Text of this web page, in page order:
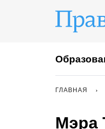
ГЛАВНАЯ
Мэра